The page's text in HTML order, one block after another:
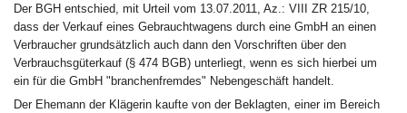
Der BGH entschied, mit Urteil vom 13.07.2011, Az.: VIII ZR 215/10,
dass der Verkauf eines Gebrauchtwagens durch eine GmbH an einen
Verbraucher grundsätzlich auch dann den Vorschriften über den
Verbrauchsgüterkauf (§ 474 BGB) unterliegt, wenn es sich hierbei um
ein für die GmbH "branchenfremdes" Nebengeschäft handelt.
Der Ehemann der Klägerin kaufte von der Beklagten, einer im Bereich